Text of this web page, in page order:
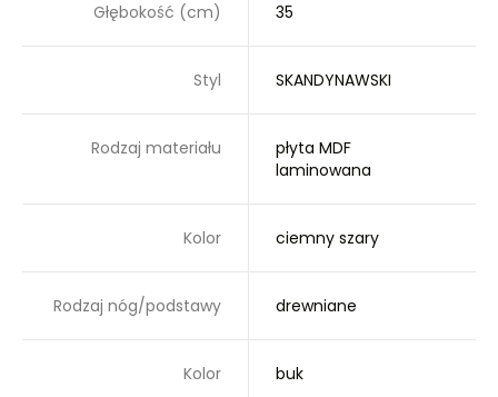
Głębokość (cm) 35
Styl SKANDYNAWSKI
Rodzaj materiału
płyta MDF
laminowana
Kolor ciemny szary
Rodzaj nóg/podstawy drewniane
Kolor buk